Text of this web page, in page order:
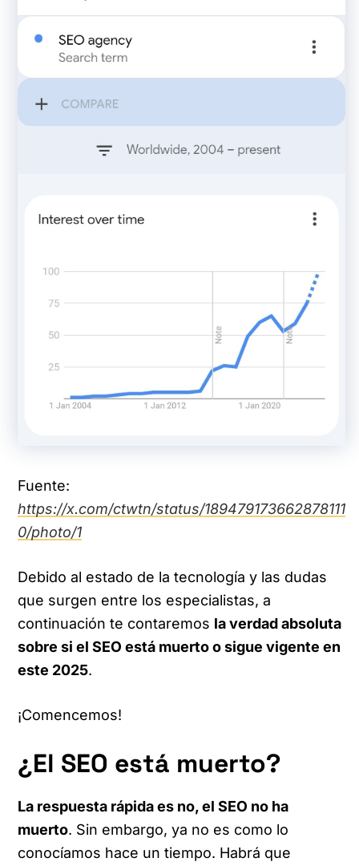
Fuente:
https://x.com/ctwtn/status/189479173662878111
0/photo/1
Debido al estado de la tecnología y las dudas
que surgen entre los especialistas, a
continuación te contaremos la verdad absoluta
sobre si el SEO está muerto o sigue vigente en
este 2025.
¡Comencemos!
¿El SEO está muerto?
La respuesta rápida es no, el SEO no ha
muerto. Sin embargo, ya no es como lo
conocíamos hace un tiempo. Habrá que